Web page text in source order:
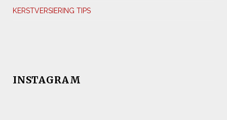
KERSTVERSIERING TIPS
INSTAGRAM